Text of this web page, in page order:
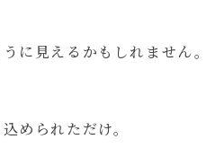
に見えるかもしれません。
められただけ。